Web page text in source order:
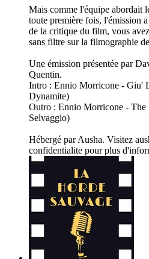
Mais comme l'équipe abordait
toute première fois, l'émission
de la critique du film, vous
sans filtre sur la filmographie
Une émission présentée par
Quentin.
Intro : Ennio Morricone - Giu'
Dynamite)
Outro : Ennio Morricone -
Selvaggio)
Hébergé par Ausha. Visitez
confidentialite pour plus